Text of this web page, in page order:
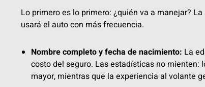
Lo primero es lo primero: ¿quién va a manejar?
usará el auto con más frecuencia.
Nombre completo y fecha de nacimiento: La
costo del seguro. Las estadísticas no mienten:
mayor, mientras que la experiencia al volante